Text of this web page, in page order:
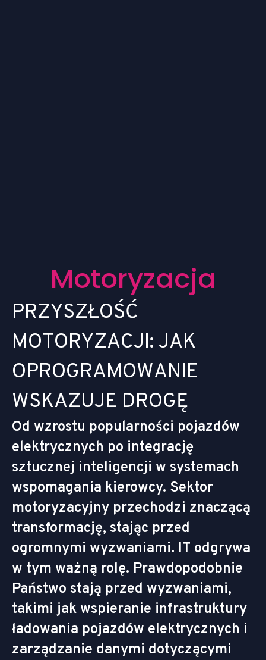
Motoryzacja
PRZYSZŁOŚĆ
MOTORYZACJI: JAK
OPROGRAMOWANIE
WSKAZUJE DROGĘ
Od wzrostu popularności pojazdów
elektrycznych po integrację
sztucznej inteligencji w systemach
wspomagania kierowcy. Sektor
motoryzacyjny przechodzi znaczącą
transformację, stając przed
ogromnymi wyzwaniami. IT odgrywa
w tym ważną rolę. Prawdopodobnie
Państwo stają przed wyzwaniami,
takimi jak wspieranie infrastruktury
ładowania pojazdów elektrycznych i
zarządzanie danymi dotyczącymi